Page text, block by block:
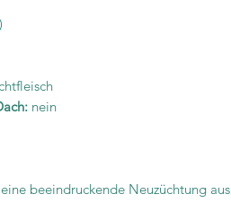
nein
beeindruckende Neuzüchtung aus